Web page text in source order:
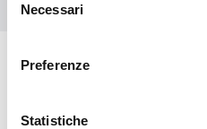
delNecessari
Preferenze
Statistiche